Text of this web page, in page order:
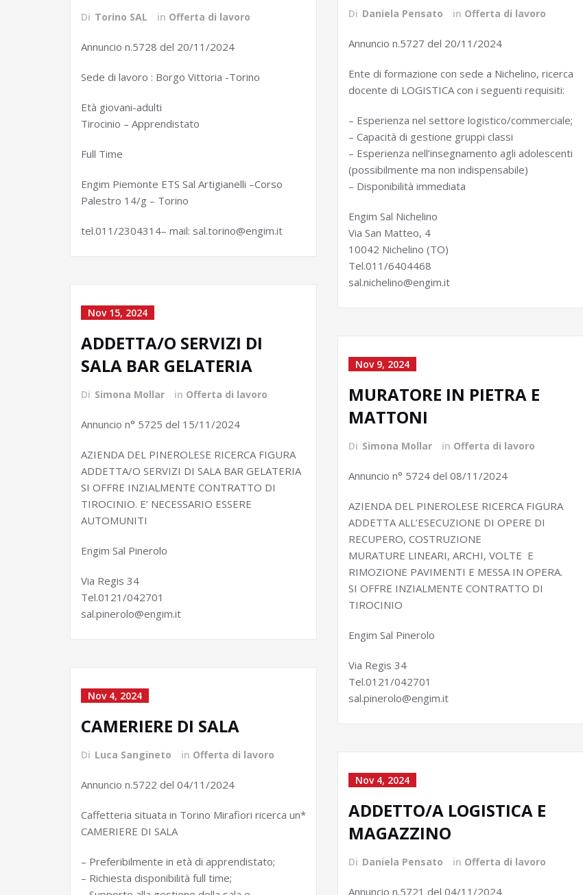
Di Torino SAL in Offerta di lavoro
Annuncio n.5728 del 20/11/2024
Sede di lavoro : Borgo Vittoria -Torino
Età giovani-adulti
Tirocinio – Apprendistato
Full Time
Engim Piemonte ETS Sal Artigianelli –Corso
Palestro 14/g – Torino
tel.011/2304314– mail: sal.torino@engim.it
Nov 15, 2024
ADDETTA/O SERVIZI DI
SALA BAR GELATERIA
Di Simona Mollar in Offerta di lavoro
Annuncio n° 5725 del 15/11/2024
AZIENDA DEL PINEROLESE RICERCA FIGURA
ADDETTA/O SERVIZI DI SALA BAR GELATERIA
SI OFFRE INZIALMENTE CONTRATTO DI
TIROCINIO. E’ NECESSARIO ESSERE
AUTOMUNITI
Engim Sal Pinerolo
Via Regis 34
Tel.0121/042701
sal.pinerolo@engim.it
Nov 4, 2024
CAMERIERE DI SALA
Di Luca Sangineto in Offerta di lavoro
Annuncio n.5722 del 04/11/2024
Caffetteria situata in Torino Mirafiori ricerca un*
CAMERIERE DI SALA
– Preferibilmente in età di apprendistato;
– Richiesta disponibilità full time;
Di Daniela Pensato in Offerta di lavoro
Annuncio n.5727 del 20/11/2024
Ente di formazione con sede a Nichelino, ricerca
docente di LOGISTICA con i seguenti requisiti:
– Esperienza nel settore logistico/commerciale;
– Capacità di gestione gruppi classi
– Esperienza nell’insegnamento agli adolescenti
(possibilmente ma non indispensabile)
– Disponibilità immediata
Engim Sal Nichelino
Via San Matteo, 4
10042 Nichelino (TO)
Tel.011/6404468
sal.nichelino@engim.it
Nov 9, 2024
MURATORE IN PIETRA E
MATTONI
Di Simona Mollar in Offerta di lavoro
Annuncio n° 5724 del 08/11/2024
AZIENDA DEL PINEROLESE RICERCA FIGURA
ADDETTA ALL’ESECUZIONE DI OPERE DI
RECUPERO, COSTRUZIONE
MURATURE LINEARI, ARCHI, VOLTE E
RIMOZIONE PAVIMENTI E MESSA IN OPERA.
SI OFFRE INZIALMENTE CONTRATTO DI
TIROCINIO
Engim Sal Pinerolo
Via Regis 34
Tel.0121/042701
sal.pinerolo@engim.it
Nov 4, 2024
ADDETTO/A LOGISTICA E
MAGAZZINO
Di Daniela Pensato in Offerta di lavoro
Annuncio n.5721 del 04/11/2024